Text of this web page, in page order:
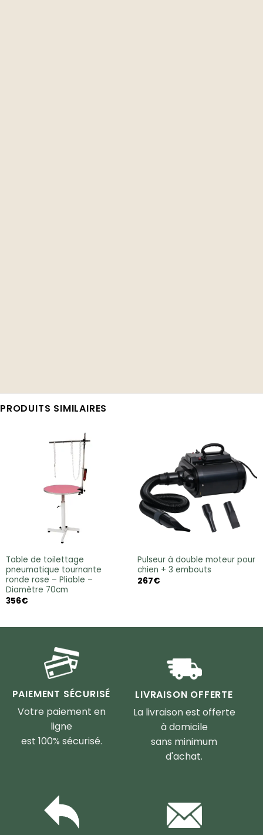
PRODUITS SIMILAIRES
Table de toilettage
pneumatique tournante
ronde rose – Pliable –
Diamètre 70cm
356€
Pulseur à double moteur pour
chien + 3 embouts
267€
PAIEMENT SÉCURISÉ
Votre paiement en
ligne
est 100% sécurisé.
LIVRAISON OFFERTE
La livraison est offerte
à domicile
sans minimum
d'achat.